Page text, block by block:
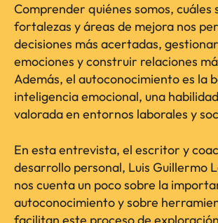
Comprender quiénes somos, cuáles
fortalezas y áreas de mejora nos
decisiones más acertadas,
emociones y construir relaciones
Además, el autoconocimiento es la
inteligencia emocional, una
valorada en entornos laborales y
En esta entrevista, el escritor y
desarrollo personal, Luis Guillermo
nos cuenta un poco sobre la
autoconocimiento y sobre